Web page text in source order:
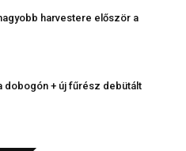
harvestere először a
dobogón + új fűrész debütált